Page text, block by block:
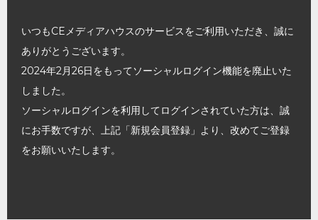
いつもCEメディアハウスのサービスをご利用いただき、誠に
ありがとうございます。
2024年2月26日をもってソーシャルログイン機能を廃止いた
しました。
ソーシャルログインを利用してログインされていた方は、誠
にお手数ですが、上記「新規会員登録」より、改めてご登録
をお願いいたします。